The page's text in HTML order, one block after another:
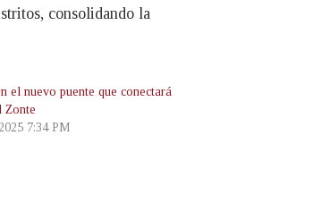
consolidando la
el nuevo puente que conectará
Zonte
7:34 PM